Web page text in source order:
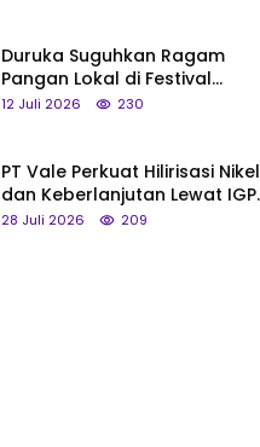
Duruka Suguhkan Ragam
Pangan Lokal di Festival
Liangkobhori, Dari Umbi Rebus
12 Juli 2026 230
PT Vale Perkuat Hilirisasi Nikel
dan Keberlanjutan Lewat IGP
Morowali
28 Juli 2026 209